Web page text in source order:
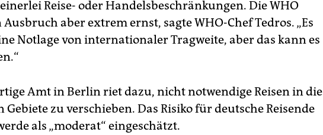
Reise- oder Handelsbeschränkungen. Die WHO
aber extrem ernst, sagte WHO-Chef Tedros. „Es
Notlage von internationaler Tragweite, aber das kann es
Amt in Berlin riet dazu, nicht notwendige Reisen in die
zu verschieben. Das Risiko für deutsche Reisende
als „moderat“ eingeschätzt.